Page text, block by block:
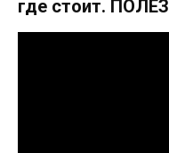
где стоит.